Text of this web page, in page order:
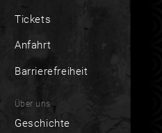
Tickets
Anfahrt
Barrierefreiheit
Über uns
Geschichte